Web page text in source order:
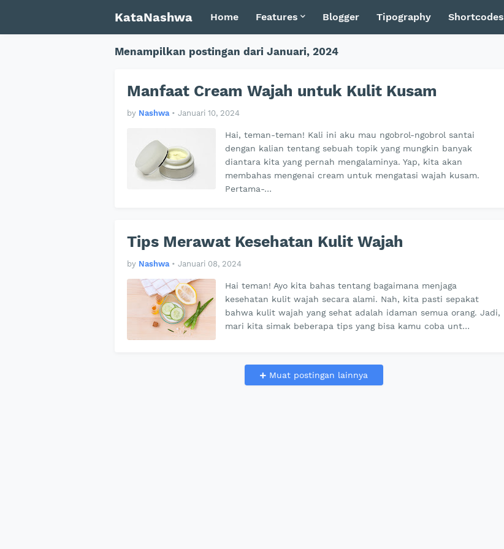
KataNashwa Home Features Blogger Tipography Shortcodes
Menampilkan postingan dari Januari, 2024
Manfaat Cream Wajah untuk Kulit Kusam
by Nashwa • Januari 10, 2024
Hai, teman-teman! Kali ini aku mau ngobrol-ngobrol santai
dengan kalian tentang sebuah topik yang mungkin banyak
diantara kita yang pernah mengalaminya. Yap, kita akan
membahas mengenai cream untuk mengatasi wajah kusam.
Pertama-…
Tips Merawat Kesehatan Kulit Wajah
by Nashwa • Januari 08, 2024
Hai teman! Ayo kita bahas tentang bagaimana menjaga
kesehatan kulit wajah secara alami. Nah, kita pasti sepakat
bahwa kulit wajah yang sehat adalah idaman semua orang. Jadi,
mari kita simak beberapa tips yang bisa kamu coba unt…
Muat postingan lainnya